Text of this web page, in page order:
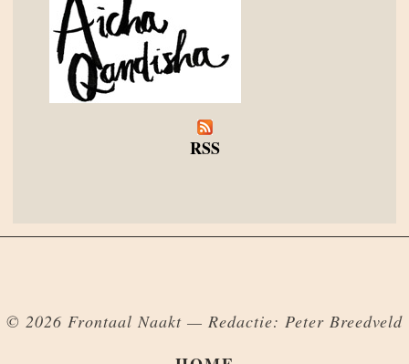
RSS
© 2026 Frontaal Naakt — Redactie: Peter Breedveld